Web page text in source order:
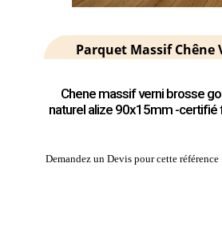
Parquet Massif Chêne
Chene massif verni brosse
naturel alize 90x15mm -certifié
Demandez un Devis pour cette